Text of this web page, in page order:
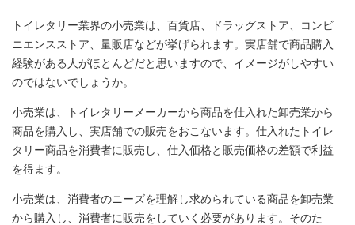
トイレタリー業界の小売業は、百貨店、ドラッグストア、コンビ
ニエンスストア、量販店などが挙げられます。実店舗で商品購入
経験がある人がほとんどだと思いますので、イメージがしやすい
のではないでしょうか。
小売業は、トイレタリーメーカーから商品を仕入れた卸売業から
商品を購入し、実店舗での販売をおこないます。仕入れたトイレ
タリー商品を消費者に販売し、仕入価格と販売価格の差額で利益
を得ます。
小売業は、消費者のニーズを理解し求められている商品を卸売業
から購入し、消費者に販売をしていく必要があります。そのた